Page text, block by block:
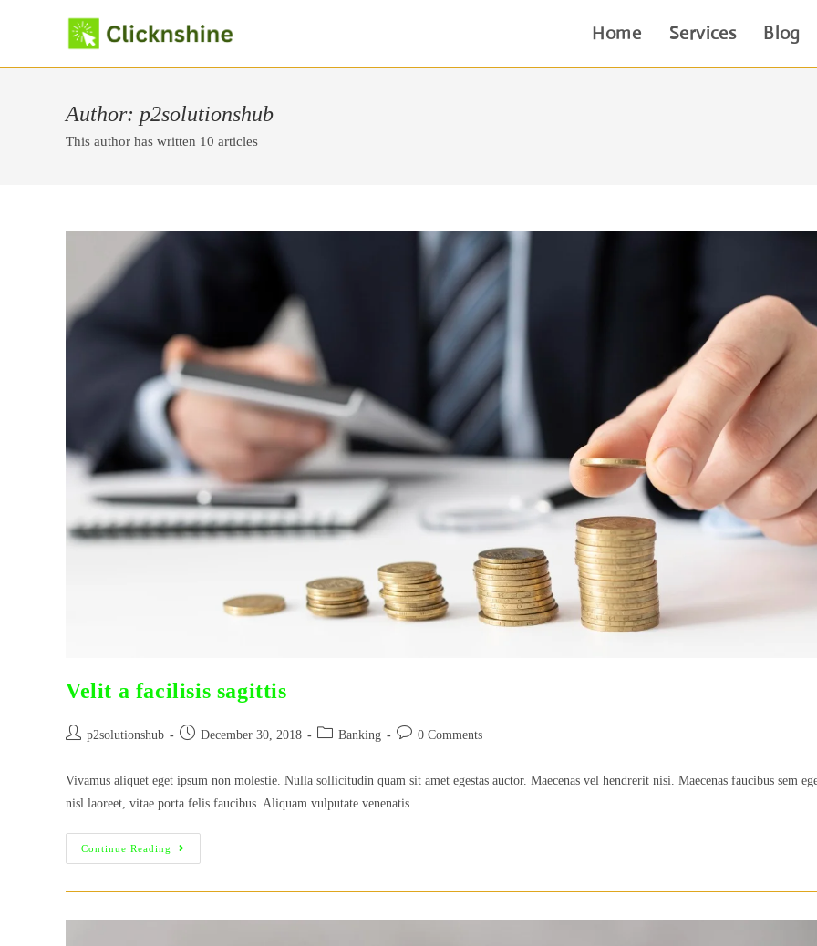
Home Services Blog
Author: p2solutionshub
This author has written 10 articles
Velit a facilisis sagittis
Post p2solutionshub
Post December 30, 2018
Post Banking
Post 0 Comments
Vivamus aliquet eget ipsum non molestie. Nulla sollicitudin quam sit amet egestas auctor. Maecenas vel hendrerit nisi. Maecenas faucibus sem
nisl laoreet, vitae porta felis faucibus. Aliquam vulputate venenatis…
Continue Reading
Velit
A